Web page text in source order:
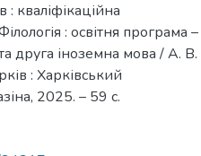
: кваліфікаційна
: освітня програма –
друга іноземна мова / А. В.
: Харківський
2025. – 59 с.